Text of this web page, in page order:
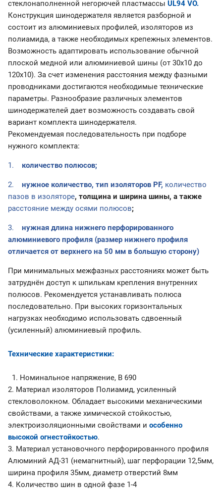
стеклонаполненной негорючей пластмассы UL94 VO.
Конструкция шинодержателя является разборной и
состоит из алюминиевых профилей, изоляторов из
полиамида, а также необходимых крепежных элементов.
Возможность адаптировать использование обычной
плоской медной или алюминиевой шины (от 30х10 до
120х10). За счет изменения расстояния между фазными
проводниками достигаются необходимые технические
параметры. Разнообразие различных элементов
шинодержателей дает возможность создавать свой
вариант комплекта шинодержателя.
Рекомендуемая последовательность при подборе
нужного комплекта:
1. количество полюсов;
2. нужное количество, тип изоляторов PF, количество
пазов в изоляторе, толщина и ширина шины, а также
расстояние между осями полюсов;
3. нужная длина нижнего перфорированного
алюминиевого профиля (размер нижнего профиля
отличается от верхнего на 50 мм в большую сторону)
При минимальных межфазных расстояниях может быть
затруднён доступ к шпилькам крепления внутренних
полюсов. Рекомендуется устанавливать полюса
последовательно. При высоких горизонтальных
нагрузках необходимо использовать сдвоенный
(усиленный) алюминиевый профиль.
Технические характеристики:
1. Номинальное напряжение, В 690
2. Материал изоляторов Полиамид, усиленный
стекловолокном. Обладает высокими механическими
свойствами, а также химической стойкостью,
электроизоляционными свойствами и особенно
высокой огнестойкостью.
3. Материал установочного перфорированного профиля
Алюминий АД-31 (немагнитный), шаг перфорации 12,5мм,
ширина профиля 35мм, диаметр отверстий 8мм
4. Количество шин в одной фазе 1-4